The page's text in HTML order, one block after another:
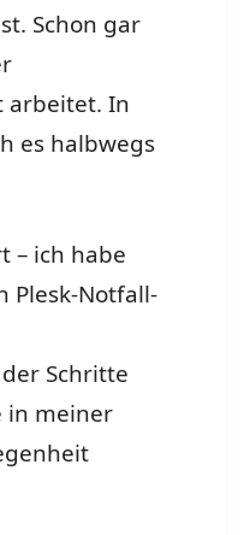
Schon gar
arbeitet. In
es halbwegs
– ich habe
Plesk-Notfall-
Schritte
in meiner